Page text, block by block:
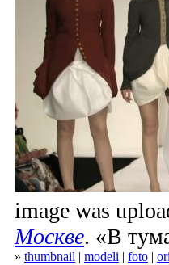
image was
Москве. «В
» thumbnail | modeli | foto |